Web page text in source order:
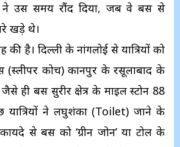
उस समय रौंद दिया, जब वे बस से
खड़े थे।
की है। दिल्ली के नांगलोई से यात्रियों को
कोच) कानपुर के रसूलाबाद के
जैसे ही बस सुरीर क्षेत्र के माइल स्टोन 88
ने लघुशंका (Toilet) जाने के
से बस को ‘ग्रीन जोन’ या टोल के